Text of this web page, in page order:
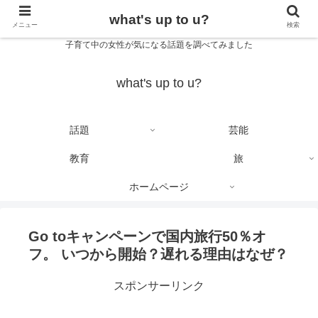
子育て中の女性が気になる話題を調べてみました
what's up to u?
話題 芸能
教育 旅
ホームページ
Go toキャンペーンで国内旅行50％オ
フ。 いつから開始？遅れる理由はなぜ？
スポンサーリンク
メニュー what's up to u? 検索